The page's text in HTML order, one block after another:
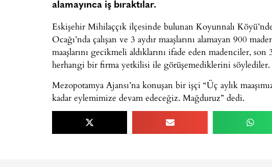
alamayınca iş bıraktılar.
Eskişehir Mihilaççık ilçesinde bulunan Koyunnalı
Ocağı’nda çalışan ve 3 aydır maaşlarını alamayan 900
maaşlarını gecikmeli aldıklarını ifade eden madenciler, son
herhangi bir firma yetkilisi ile görüşemediklerini söylediler.
Mezopotamya Ajansı’na konuşan bir işçi “Üç aylık
kadar eylemimize devam edeceğiz. Mağduruz” dedi.